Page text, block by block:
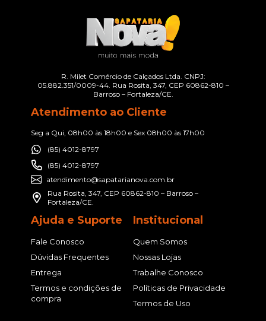
R. Milet Comércio de Calçados Ltda. CNPJ:
05.882.351/0009-44. Rua Rosita, 347, CEP 60862-810 –
Barroso – Fortaleza/CE.
Atendimento ao Cliente
Seg a Qui, 08h00 às 18h00 e Sex 08h00 às 17h00
(85) 4012-8797
(85) 4012-8797
atendimento@sapatarianova.com.br
Rua Rosita, 347, CEP 60862-810 – Barroso –
Fortaleza/CE.
Ajuda e Suporte
Fale Conosco
Dúvidas Frequentes
Entrega
Termos e condições de
compra
Institucional
Quem Somos
Nossas Lojas
Trabalhe Conosco
Políticas de Privacidade
Termos de Uso